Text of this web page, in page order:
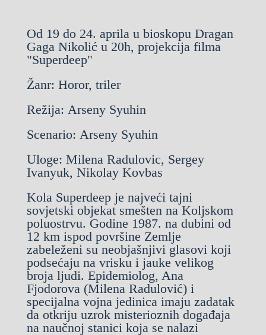
Od 19 do 24. aprila u bioskopu Dragan
Gaga Nikolić u 20h, projekcija filma
"Superdeep"
Žanr: Horor, triler
Režija: Arseny Syuhin
Scenario: Arseny Syuhin
Uloge: Milena Radulovic, Sergey
Ivanyuk, Nikolay Kovbas
Kola Superdeep je najveći tajni
sovjetski objekat smešten na Koljskom
poluostrvu. Godine 1987. na dubini od
12 km ispod površine Zemlje
zabeleženi su neobjašnjivi glasovi koji
podsećaju na vrisku i jauke velikog
broja ljudi. Epidemiolog, Ana
Fjodorova (Milena Radulović) i
specijalna vojna jedinica imaju zadatak
da otkriju uzrok misterioznih događaja
na naučnoj stanici koja se nalazi